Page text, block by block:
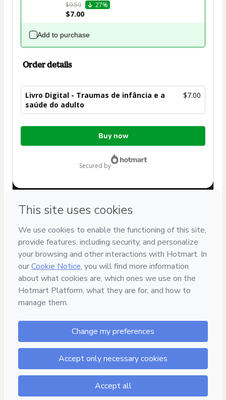
$9.59
27%
$7.00
Add to purchase
Order details
Livro Digital - Traumas de infância e a
saúde do adulto
$7.00
Total
Buy now
secured by
If you need to submit a request to our support team, please
provide the code below:
CKTID-E99224549C1-1786069213834-5430
Was your information autofill in? Click here to learn more
By clicking 'Buy Now' I declare that I (i) understand that
Abrahãoand has no responsibility for the content and/or
control over it; (ii) agree to Hotmart’s
authorized and accompanied by a legal guardian.
Learn more about your purchasehere.
Hotmart ©2026- All rights reserved
2026-08-07T02:20:15.718Z REF.